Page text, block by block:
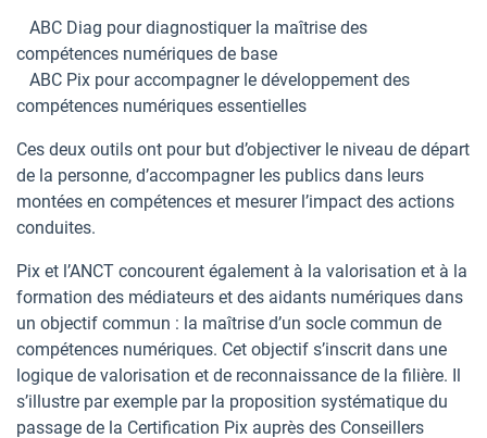
ABC Diag pour diagnostiquer la maîtrise des
compétences numériques de base
ABC Pix pour accompagner le développement des
compétences numériques essentielles
Ces deux outils ont pour but d’objectiver le niveau de départ
de la personne, d’accompagner les publics dans leurs
montées en compétences et mesurer l’impact des actions
conduites.
Pix et l’ANCT concourent également à la valorisation et à la
formation des médiateurs et des aidants numériques dans
un objectif commun : la maîtrise d’un socle commun de
compétences numériques. Cet objectif s’inscrit dans une
logique de valorisation et de reconnaissance de la filière. Il
s’illustre par exemple par la proposition systématique du
passage de la Certification Pix auprès des Conseillers